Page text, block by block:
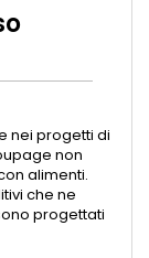
nei progetti di
non
alimenti.
che ne
progettati